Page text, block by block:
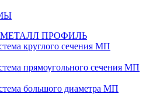
МЕТАЛЛ ПРОФИЛЬ
круглого сечения МП
прямоугольного сечения МП
большого диаметра МП